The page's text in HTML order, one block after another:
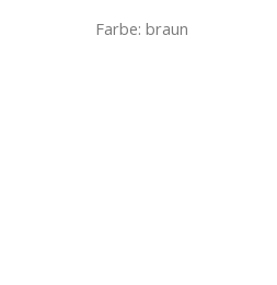
Farbe: braun